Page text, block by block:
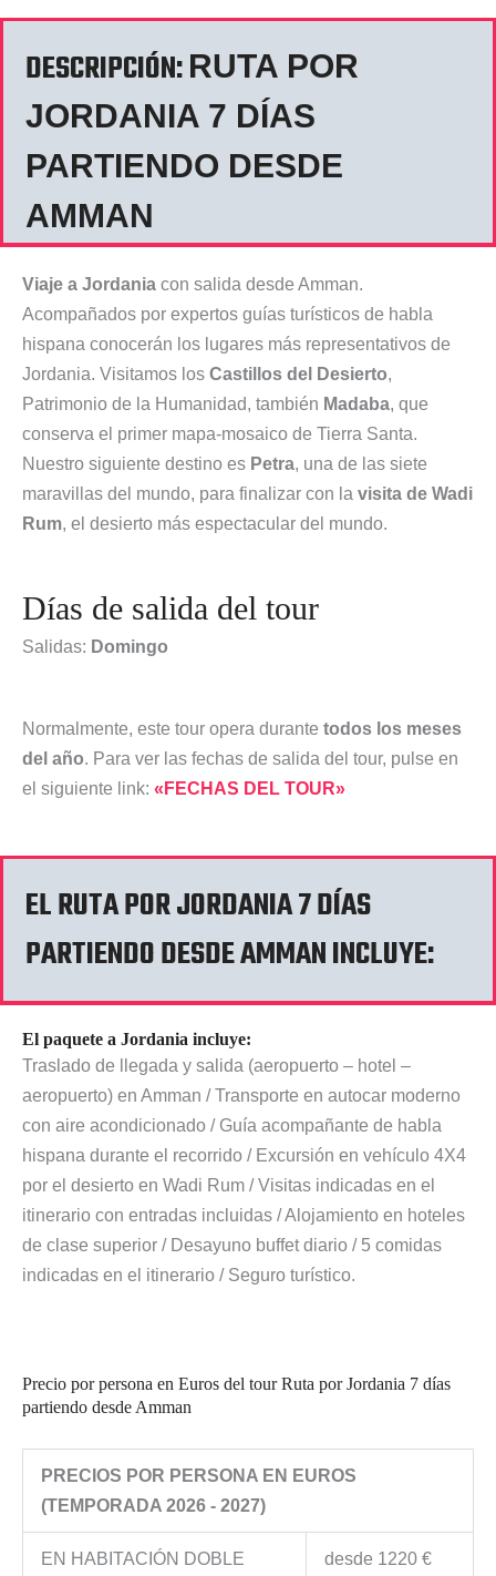
DESCRIPCIÓN: RUTA POR
JORDANIA 7 DÍAS
PARTIENDO DESDE
AMMAN
Viaje a Jordania con salida desde Amman.
Acompañados por expertos guías turísticos de habla
hispana conocerán los lugares más representativos de
Jordania. Visitamos los Castillos del Desierto,
Patrimonio de la Humanidad, también Madaba, que
conserva el primer mapa-mosaico de Tierra Santa.
Nuestro siguiente destino es Petra, una de las siete
maravillas del mundo, para finalizar con la visita de Wadi
Rum, el desierto más espectacular del mundo.
Días de salida del tour
Salidas: Domingo
Normalmente, este tour opera durante todos los meses
del año. Para ver las fechas de salida del tour, pulse en
el siguiente link: «FECHAS DEL TOUR»
EL RUTA POR JORDANIA 7 DÍAS
PARTIENDO DESDE AMMAN INCLUYE:
El paquete a Jordania incluye:
Traslado de llegada y salida (aeropuerto – hotel –
aeropuerto) en Amman / Transporte en autocar moderno
con aire acondicionado / Guía acompañante de habla
hispana durante el recorrido / Excursión en vehículo 4X4
por el desierto en Wadi Rum / Visitas indicadas en el
itinerario con entradas incluidas / Alojamiento en hoteles
de clase superior / Desayuno buffet diario / 5 comidas
indicadas en el itinerario / Seguro turístico.
Precio por persona en Euros del tour Ruta por Jordania 7 días
partiendo desde Amman
PRECIOS POR PERSONA EN EUROS
(TEMPORADA 2026 - 2027)
EN HABITACIÓN DOBLE desde 1220 €